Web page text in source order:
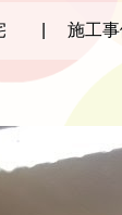
施工事